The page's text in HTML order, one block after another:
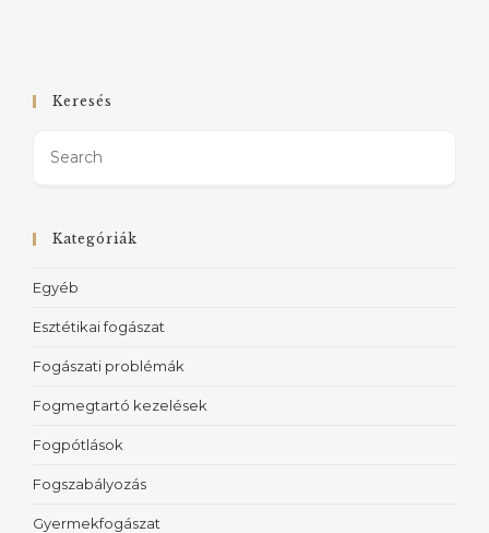
Keresés
Kategóriák
Egyéb
Esztétikai fogászat
Fogászati problémák
Fogmegtartó kezelések
Fogpótlások
Fogszabályozás
Gyermekfogászat